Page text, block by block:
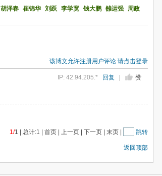
胡泽春 崔锦华 刘跃 李学宽 钱大鹏 雒运强
周政
该博文允许注册用户评论 请点击登录
IP: 42.94.205.* 回复 赞
1/1 | 总计:1 | 首页 | 上一页 | 下一页 | 末页 | 跳转
返回顶部